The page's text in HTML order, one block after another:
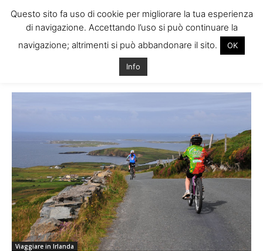
Tag: da fare irlanda
Viaggiare in Irlanda
Questo sito fa uso di cookie per migliorare la tua esperienza
di navigazione. Accettando l’uso si può continuare la
navigazione; altrimenti si può abbandonare il sito.
OK
Info